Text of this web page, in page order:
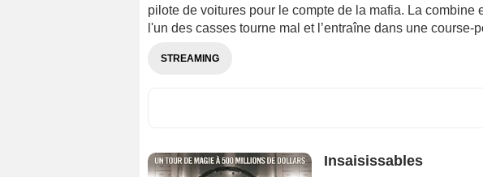
pilote de voitures pour le compte de la mafia. La combine
l'un des casses tourne mal et l’entraîne dans une course-
STREAMING
Insaisissables